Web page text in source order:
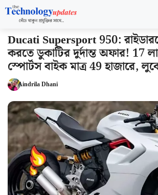
Skip
content
Ducati Supersport 950:
করতে ডুকাটির দুর্দান্ত অফার! 17
স্পোর্টস বাইক মাত্র 49 হাজারে,
Aindrila Dhani